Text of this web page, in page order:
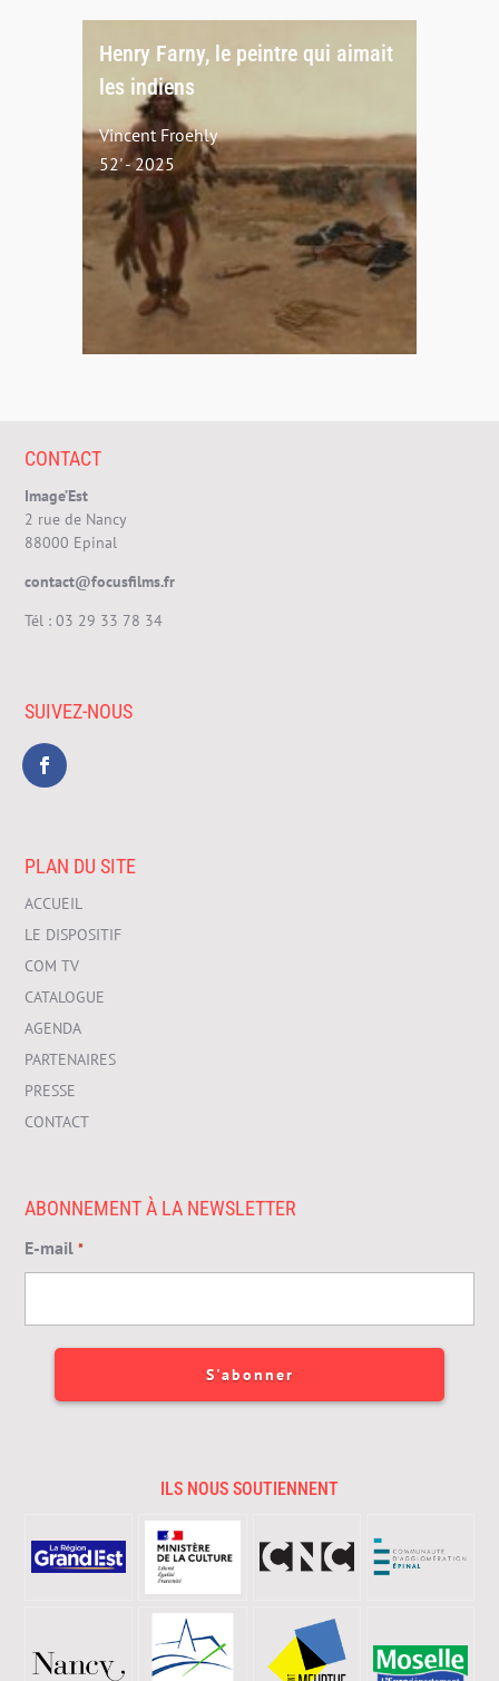
Henry Farny, le peintre qui aimait
les indiens
Vincent Froehly
52' - 2025
CONTACT
Image’Est
2 rue de Nancy
88000 Epinal
contact@focusfilms.fr
Tél :03 29 33 78 34
SUIVEZ-NOUS
PLAN DU SITE
ACCUEIL
LE DISPOSITIF
COM TV
CATALOGUE
AGENDA
PARTENAIRES
PRESSE
CONTACT
ABONNEMENT À LA NEWSLETTER
E-mail *
ILS NOUS SOUTIENNENT